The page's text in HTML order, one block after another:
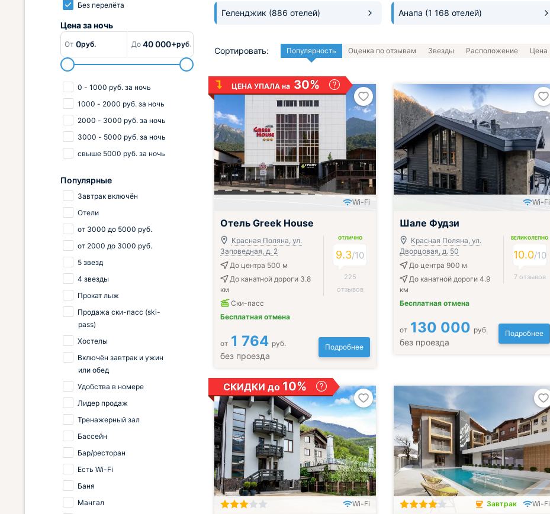
Геленджик (886 отелей) Анапа (1 168 отелей)
Сортировать: Популярность Оценка по отзывам Звезды Расположение Цена
ЦЕНА УПАЛА на 30%
; Включён завтрак, обед и ужин
Wi-Fi
Отель Greek House
Красная Поляна, ул.
Заповедная, д. 2
До центра 500 м
До канатной дороги 3.8
км
Ски-пасс
Бесплатная отмена
ОТЛИЧНО
9.3/10
225
отзывов
от 1 764 руб.
без проезда
Подробнее
Wi-Fi
Шале Фудзи
Красная Поляна, ул.
Дворцовая, д. 50
До центра 900 м
До канатной дороги 4.9
км
Бесплатная отмена
ВЕЛИКОЛЕПНО
10.0/10
7 отзывов
от 130 000 руб.
без проезда
Подробнее
СКИДКИ до 10%
Wi-Fi Завтрак Wi-Fi
Без перелёта
Цена заночь
От 0руб. До 40 000+руб.
0 - 1000 руб. за ночь
1000 - 2000 руб. за ночь
2000 - 3000 руб. за ночь
3000 - 5000 руб. за ночь
свыше 5000 руб. за ночь
Популярные
Завтрак включён
Отели
от 3000 до 5000 руб.
от 2000 до 3000 руб.
5 звезд
4 звезды
Прокат лыж
Продажа ски-пасс (ski-
pass)
Хостелы
Включён завтрак и ужин
или обед
Удобства в номере
Лидер продаж
Тренажерный зал
Бассейн
Бар/ресторан
Есть Wi-Fi
Баня
Мангал